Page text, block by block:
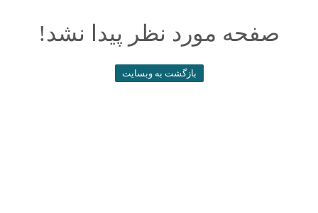
صفحه مورد نظر پیدا نشد!
بازگشت به وبسایت